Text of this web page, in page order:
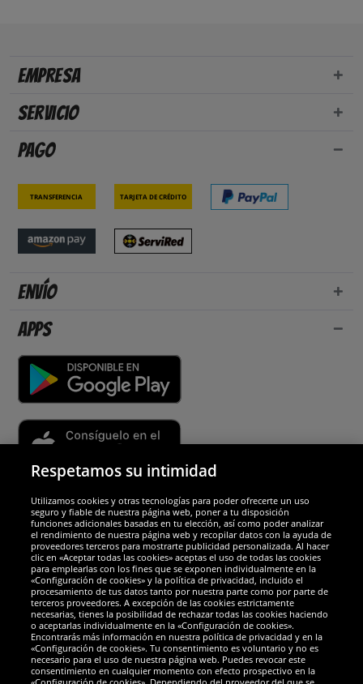
Empresa
Servicio
Pago
Transferencia Tarjeta de crédito
Envío
Apps
Socios y seguridad
Galardones
Respetamos su intimidad
Utilizamos cookies y otras tecnologías para poder ofrecerte un uso
seguro y fiable de nuestra página web, poner a tu disposición
funciones adicionales basadas en tu elección, así como poder analizar
el rendimiento de nuestra página web y recopilar datos con la ayuda de
proveedores terceros para mostrarte publicidad personalizada. Al hacer
clic en «Aceptar todas las cookies» aceptas el uso de todas las cookies
para emplearlas con los fines que se exponen individualmente en la
«Configuración de cookies» y la política de privacidad, incluido el
procesamiento de tus datos tanto por nuestra parte como por parte de
terceros proveedores. A excepción de las cookies estrictamente
necesarias, tienes la posibilidad de rechazar todas las cookies haciendo
o aceptarlas individualmente en la «Configuración de cookies».
Encontrarás más información en nuestra política de privacidad y en la
«Configuración de cookies». Tu consentimiento es voluntario y no es
necesario para el uso de nuestra página web. Puedes revocar este
consentimiento en cualquier momento con efecto prospectivo en la